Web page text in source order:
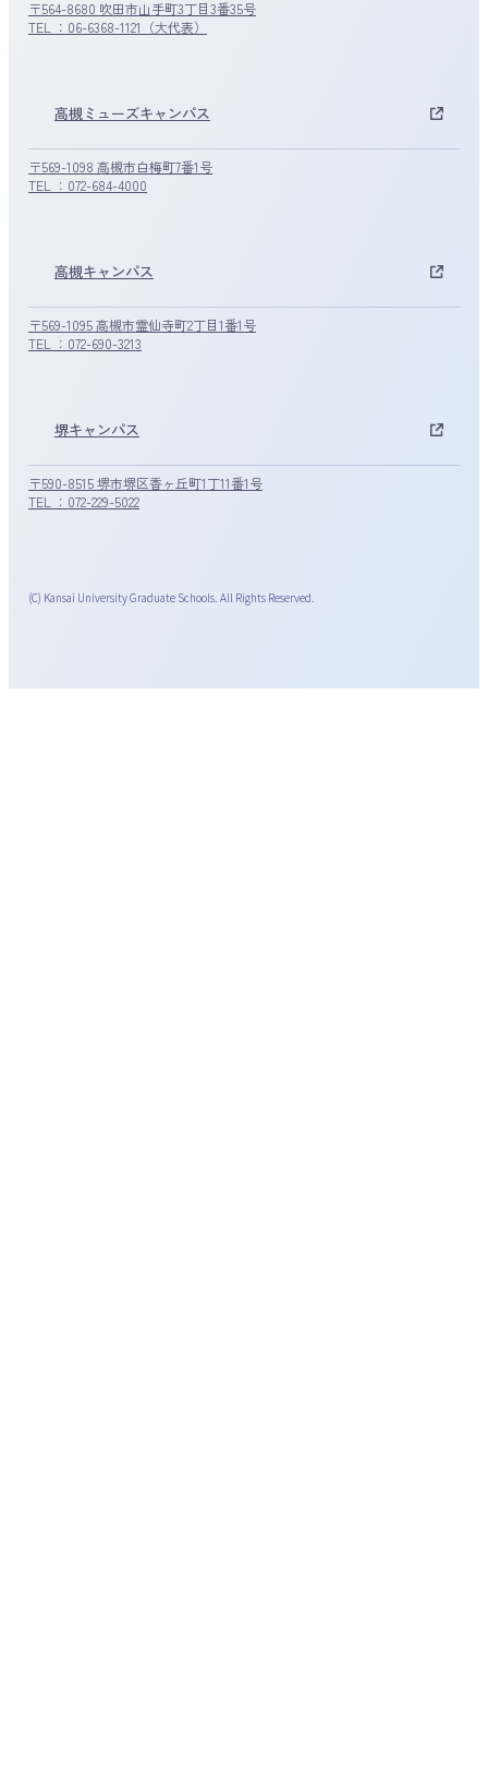
〒564-8680 吹田市山手町3丁目3番35号
TEL ：06-6368-1121（大代表）
高槻ミューズキャンパス
〒569-1098 高槻市白梅町7番1号
TEL ：072-684-4000
高槻キャンパス
〒569-1095 高槻市霊仙寺町2丁目1番1号
TEL ：072-690-3213
堺キャンパス
〒590-8515 堺市堺区香ヶ丘町1丁11番1号
TEL ：072-229-5022
(C) Kansai University Graduate Schools. All Rights Reserved.